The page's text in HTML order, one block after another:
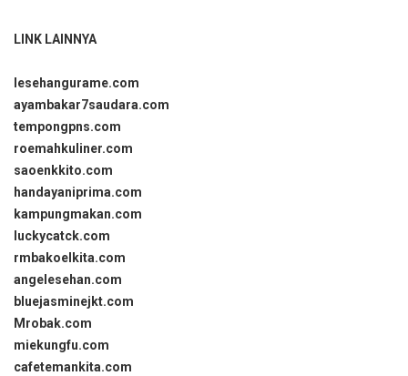
LINK LAINNYA
lesehangurame.com
ayambakar7saudara.com
tempongpns.com
roemahkuliner.com
saoenkkito.com
handayaniprima.com
kampungmakan.com
luckycatck.com
rmbakoelkita.com
angelesehan.com
bluejasminejkt.com
Mrobak.com
miekungfu.com
cafetemankita.com